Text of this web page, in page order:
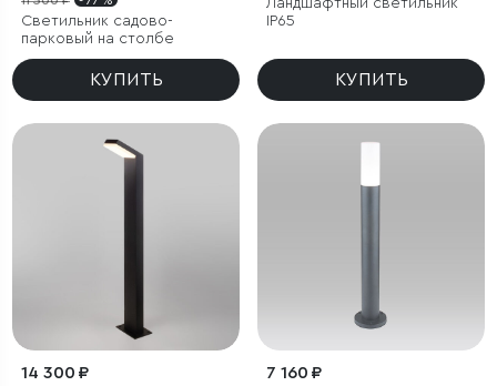
Светильник садово-
парковый на столбе
КУПИТЬ
Ландшафтный светильник
IP65
КУПИТЬ
14 300 ₽ 7 160 ₽